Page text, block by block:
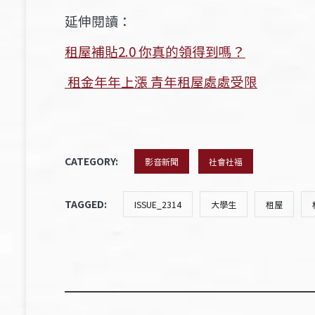
延伸閱讀：
租屋補貼2.0你真的領得到嗎？
租金年年上漲 青年租屋處處受限
CATEGORY: 影音新聞 社會社福
TAGGED: ISSUE_2314 大學生 租屋